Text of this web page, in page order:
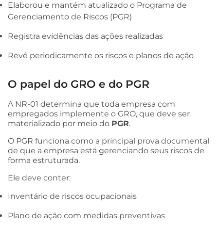
Elaborou e mantém atualizado o Programa de
Gerenciamento de Riscos (PGR)
Registra evidências das ações realizadas
Revê periodicamente os riscos e planos de ação
O papel do GRO e do PGR
A NR-01 determina que toda empresa com
empregados implemente o GRO, que deve ser
materializado por meio do PGR.
O PGR funciona como a principal prova documental
de que a empresa está gerenciando seus riscos de
forma estruturada.
Ele deve conter:
Inventário de riscos ocupacionais
Plano de ação com medidas preventivas